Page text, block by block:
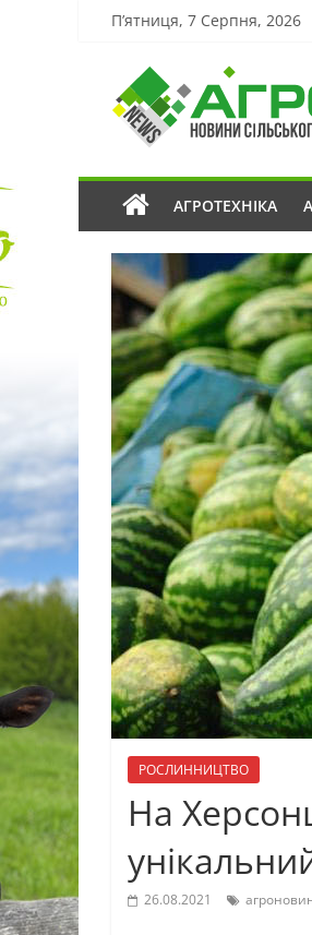
П’ятниця, 7 Серпня, 2026
АГРОТЕХНІКА
РОСЛИННИЦТВО
На
26.08.2021